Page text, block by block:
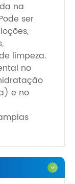
na
ser
limpeza.
no
e no